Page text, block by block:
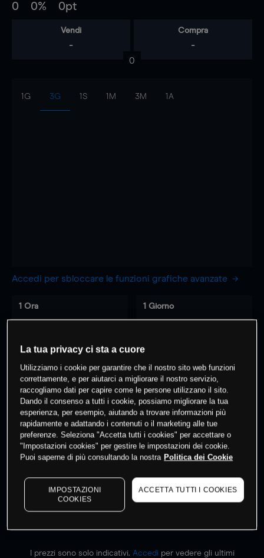
0 0% 0pt
Vendi
-
Compra
-
0
1G 3G 1S 1M 3M 1A
Accedi per sbloccare le funzioni grafiche avanzate
1 Ora
-
1 Giorno
-
- -
0% dei clienti hanno posizionisu
questo prodotto
Fai trading
I prezzi sono solo indicativi. Accedi per vedere gli ultimi
La tua privacy ci sta a cuore
Utilizziamo i cookie per garantire che il nostro sito web funzioni
correttamente, e per aiutarci a migliorare il nostro servizio,
raccogliamo dati per capire come le persone utilizzano il sito.
Dando il consenso a tutti i cookie, possiamo migliorare la tua
esperienza, per esempio, aiutando a trovare informazioni più
rapidamente e adattando i contenuti o il marketing alle tue
preferenze. Seleziona "Accetta tutti i cookies" per accettare o
"Impostazioni cookies" per gestire le impostazioni dei cookie.
Puoi saperne di più consultando la nostra Politica dei Cookie
IMPOSTAZIONI
COOKIES
ACCETTA TUTTI I COOKIES